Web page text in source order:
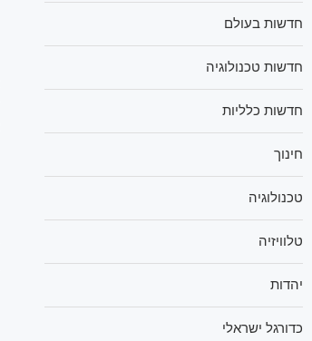
חדשות בעולם
חדשות טכנולוגיה
חדשות כלליות
חינוך
טכנולוגיה
טלוויזיה
יהדות
כדורגל ישראלי